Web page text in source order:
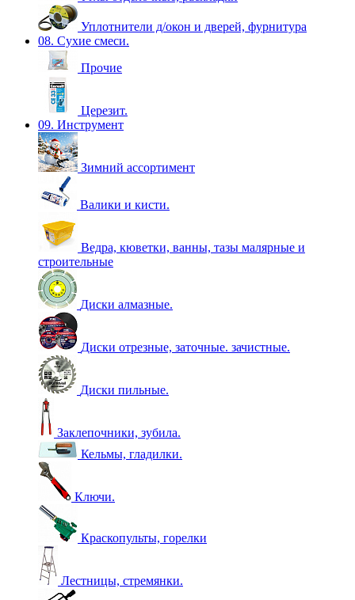
Уплотнители д/окон и дверей, фурнитура
08. Сухие смеси.
Прочие
Церезит.
09. Инструмент
Зимний ассортимент
Валики и кисти.
Ведра, кюветки, ванны, тазы малярные и
строительные
Диски алмазные.
Диски отрезные, заточные. зачистные.
Диски пильные.
Заклепочники, зубила.
Кельмы, гладилки.
Ключи.
Краскопульты, горелки
Лестницы, стремянки.